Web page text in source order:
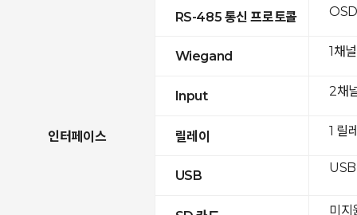
인터페이스
RS-485 통신 프로토콜
Wiegand
Input
릴레이
USB
1채
2채
1 릴
미지